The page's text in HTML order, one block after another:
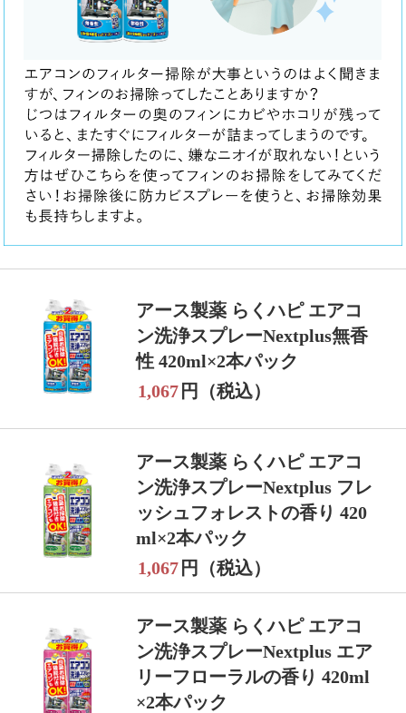
アース製薬 らくハピ エアコ
ン洗浄スプレーNextplus無香
性 420ml×2本パック
1,067 円（税込）
アース製薬 らくハピ エアコ
ン洗浄スプレーNextplus フレ
ッシュフォレストの香り 420
ml×2本パック
1,067 円（税込）
アース製薬 らくハピ エアコ
ン洗浄スプレーNextplus エア
リーフローラルの香り 420ml
×2本パック